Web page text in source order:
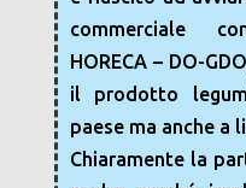
commerciale
HORECA – DO-
il prodotto
paese ma anche a
Chiaramente la